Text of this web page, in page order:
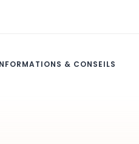
& CONSEILS